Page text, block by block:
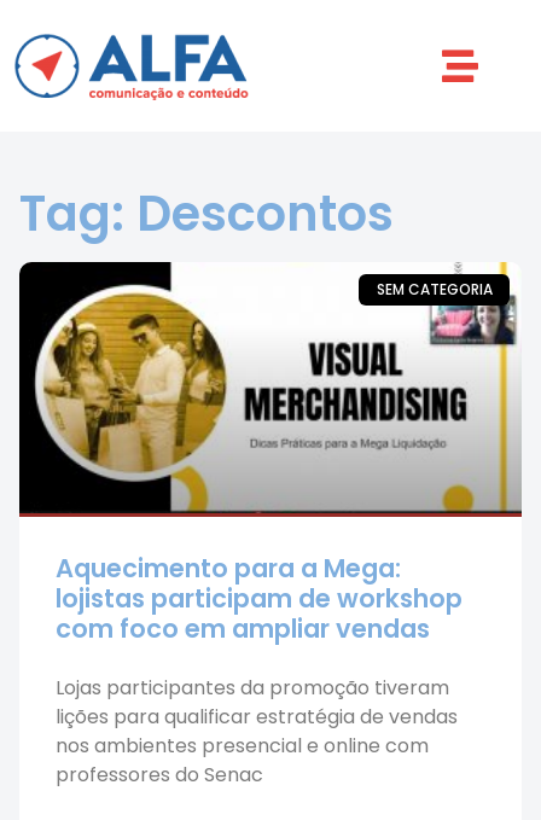
Tag: Descontos
SEM CATEGORIA
Aquecimento para a Mega:
lojistas participam de workshop
com foco em ampliar vendas
Lojas participantes da promoção tiveram
lições para qualificar estratégia de vendas
nos ambientes presencial e online com
professores do Senac